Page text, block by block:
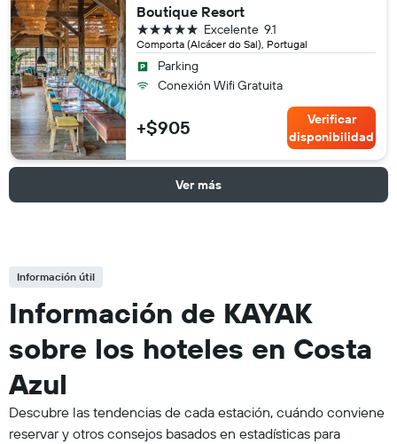
Boutique Resort
Comporta (Alcácer do Sal), Portugal
9.1
Excelente
5 estrellas
Parking
Conexión Wifi Gratuita
+$905
Verificar
disponibilidad
Ver más
Información útil
Información de KAYAK
sobre los hoteles en Costa
Azul
Descubre las tendencias de cada estación, cuándo conviene
reservar y otros consejos basados en estadísticas para